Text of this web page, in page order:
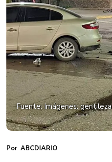
ABCDIARIO
Fuente: Imágenes: